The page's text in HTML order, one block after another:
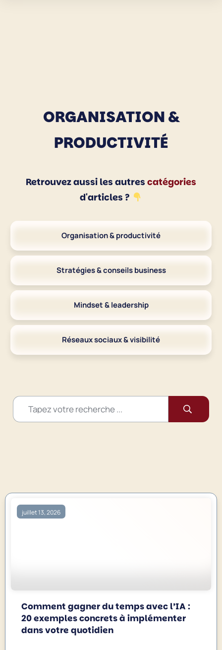
ORGANISATION &
PRODUCTIVITÉ
Retrouvez aussi les autres catégories
d'articles ?
Organisation & productivité
Stratégies & conseils business
Mindset & leadership
Réseaux sociaux & visibilité
juillet 13, 2026
Comment gagner du temps avec l’IA :
20 exemples concrets à implémenter
dans votre quotidien